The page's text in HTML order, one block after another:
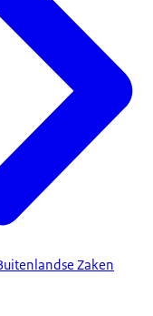
Zaken